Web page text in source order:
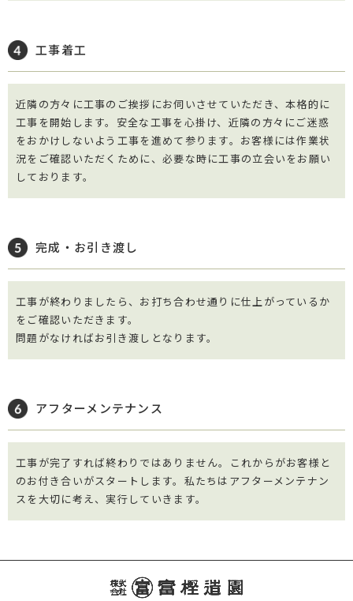
工事着工
近隣の方々に工事のご挨拶にお伺いさせていただき、本格的に
工事を開始します。安全な工事を心掛け、近隣の方々にご迷惑
をおかけしないよう工事を進めて参ります。お客様には作業状
況をご確認いただくために、必要な時に工事の立会いをお願い
しております。
完成・お引き渡し
工事が終わりましたら、お打ち合わせ通りに仕上がっているか
をご確認いただきます。
問題がなければお引き渡しとなります。
アフターメンテナンス
工事が完了すれば終わりではありません。これからがお客様と
のお付き合いがスタートします。私たちはアフターメンテナン
スを大切に考え、実行していきます。